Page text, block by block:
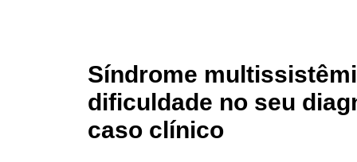
Síndrome
dificuldade no seu
caso clínico